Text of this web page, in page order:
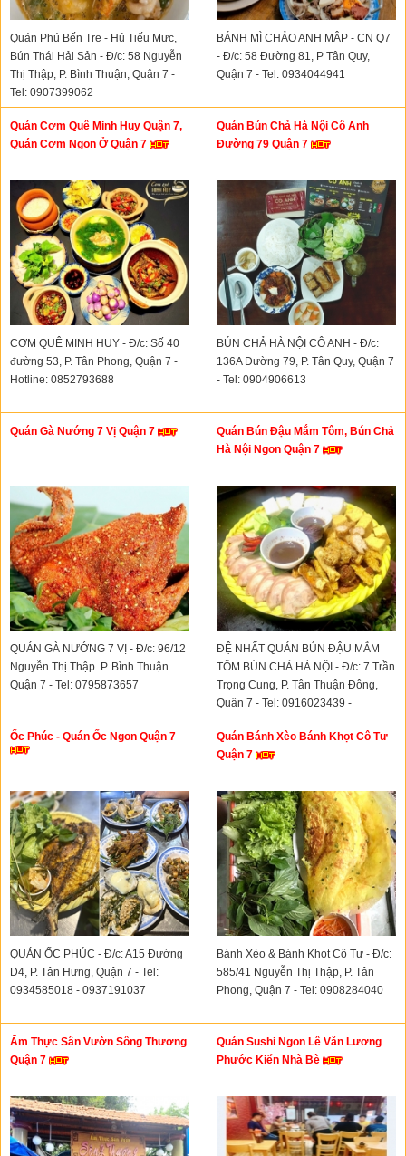
Quán Phú Bến Tre - Hủ Tiếu Mực,
Bún Thái Hải Sản - Đ/c: 58 Nguyễn
Thị Thập, P. Bình Thuận, Quận 7 -
Tel: 0907399062
BÁNH MÌ CHẢO ANH MẬP - CN Q7
- Đ/c: 58 Đường 81, P Tân Quy,
Quận 7 - Tel: 0934044941
Quán Cơm Quê Minh Huy Quận 7,
Quán Cơm Ngon Ở Quận 7
CƠM QUÊ MINH HUY - Đ/c: Số 40
đường 53, P. Tân Phong, Quận 7 -
Hotline: 0852793688
Quán Bún Chả Hà Nội Cô Anh
Đường 79 Quận 7
BÚN CHẢ HÀ NỘI CÔ ANH - Đ/c:
136A Đường 79, P. Tân Quy, Quận 7
- Tel: 0904906613
Quán Gà Nướng 7 Vị Quận 7
QUÁN GÀ NƯỚNG 7 VỊ - Đ/c: 96/12
Nguyễn Thị Thập. P. Bình Thuận.
Quận 7 - Tel: 0795873657
Quán Bún Đậu Mắm Tôm, Bún Chả
Hà Nội Ngon Quận 7
ĐỆ NHẤT QUÁN BÚN ĐẬU MẮM
TÔM BÚN CHẢ HÀ NỘI - Đ/c: 7 Trần
Trọng Cung, P. Tân Thuận Đông,
Quận 7 - Tel: 0916023439 -
0346852218
Ốc Phúc - Quán Ốc Ngon Quận 7
QUÁN ỐC PHÚC - Đ/c: A15 Đường
D4, P. Tân Hưng, Quận 7 - Tel:
0934585018 - 0937191037
Quán Bánh Xèo Bánh Khọt Cô Tư
Quận 7
Bánh Xèo & Bánh Khọt Cô Tư - Đ/c:
585/41 Nguyễn Thị Thập, P. Tân
Phong, Quận 7 - Tel: 0908284040
Ẩm Thực Sân Vườn Sông Thương
Quận 7
Quán Sushi Ngon Lê Văn Lương
Phước Kiển Nhà Bè